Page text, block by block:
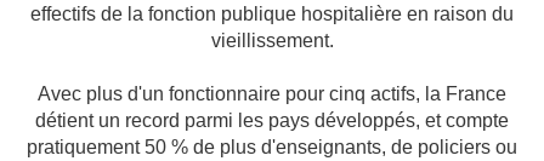
effectifs de la fonction publique hospitalière en raison du
vieillissement.
Avec plus d'un fonctionnaire pour cinq actifs, la France
détient un record parmi les pays développés, et compte
pratiquement 50 % de plus d'enseignants, de policiers ou